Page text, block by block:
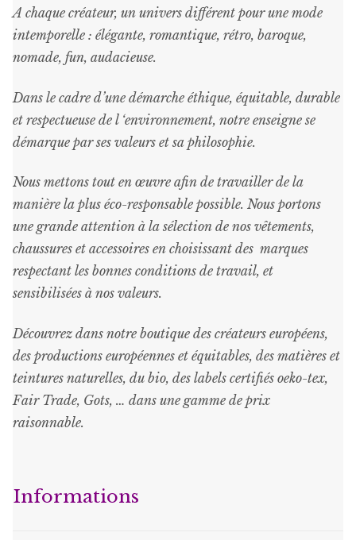
A chaque créateur, un univers différent pour une mode
intemporelle : élégante, romantique, rétro, baroque,
nomade, fun, audacieuse.
Dans le cadre d’une démarche éthique, équitable, durable
et respectueuse de l ‘environnement, notre enseigne se
démarque par ses valeurs et sa philosophie.
Nous mettons tout en œuvre afin de travailler de la
manière la plus éco-responsable possible. Nous portons
une grande attention à la sélection de nos vêtements,
chaussures et accessoires en choisissant des marques
respectant les bonnes conditions de travail, et
sensibilisées à nos valeurs.
Découvrez dans notre boutique des créateurs européens,
des productions européennes et équitables, des matières et
teintures naturelles, du bio, des labels certifiés oeko-tex,
Fair Trade, Gots, … dans une gamme de prix
raisonnable.
Informations